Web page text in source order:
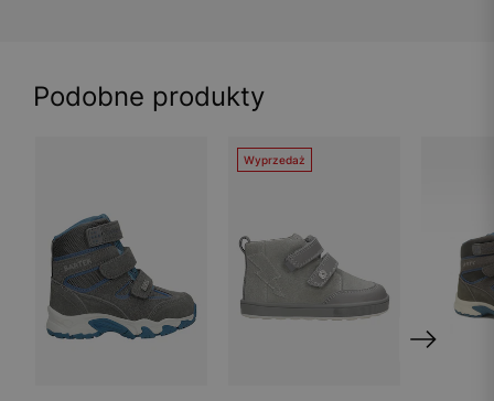
Podobne produkty
Wyprzedaż